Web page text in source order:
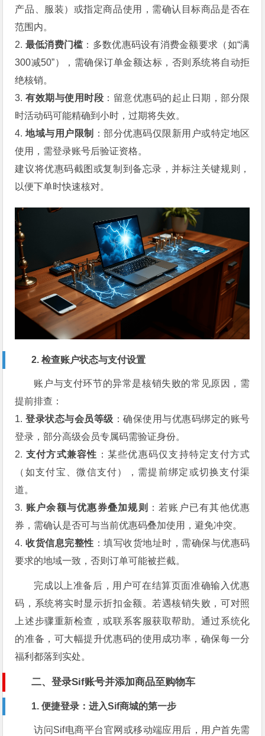
产品、服装）或指定商品使用，需确认目标商品是否在
范围内。
2. 最低消费门槛：多数优惠码设有消费金额要求（如“满
300减50”），需确保订单金额达标，否则系统将自动拒
绝核销。
3. 有效期与使用时段 ：留意优惠码的起止日期，部分限
时活动码可能精确到小时，过期将失效。
4. 地域与用户限制
：部分优惠码仅限新用户或特定地区
使用，需登录账号后验证资格。
建议将优惠码截图或复制到备忘录，并标注关键规则，
以便下单时快速核对。
2. 检查账户状态与支付设置
账户与支付环节的异常是核销失败的常见原因，需
提前排查：
1. 登录状态与会员等级 ：确保使用与优惠码绑定的账号
登录，部分高级会员专属码需验证身份。
2. 支付方式兼容性 ：某些优惠码仅支持特定支付方式
（如支付宝、微信支付），需提前绑定或切换支付渠
道。
3. 账户余额与优惠券叠加规则
：若账户已有其他优惠
券，需确认是否可与当前优惠码叠加使用，避免冲突。
4. 收货信息完整性 ：填写收货地址时，需确保与优惠码
要求的地域一致，否则订单可能被拦截。
完成以上准备后，用户可在结算页面准确输入优惠
码，系统将实时显示折扣金额。若遇核销失败，可对照
上述步骤重新检查，或联系客服获取帮助。通过系统化
的准备，可大幅提升优惠码的使用成功率，确保每一分
福利都落到实处。
二、登录Sif账号并添加商品至购物车
1. 便捷登录：进入Sif商城的第一步
访问Sif电商平台官网或移动端应用后，用户首先需